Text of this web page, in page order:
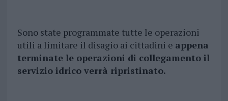
Sono state programmate tutte le operazioni
utili a limitare il disagio ai cittadini e appena
terminate le operazioni di collegamento il
servizio idrico verrà ripristinato.